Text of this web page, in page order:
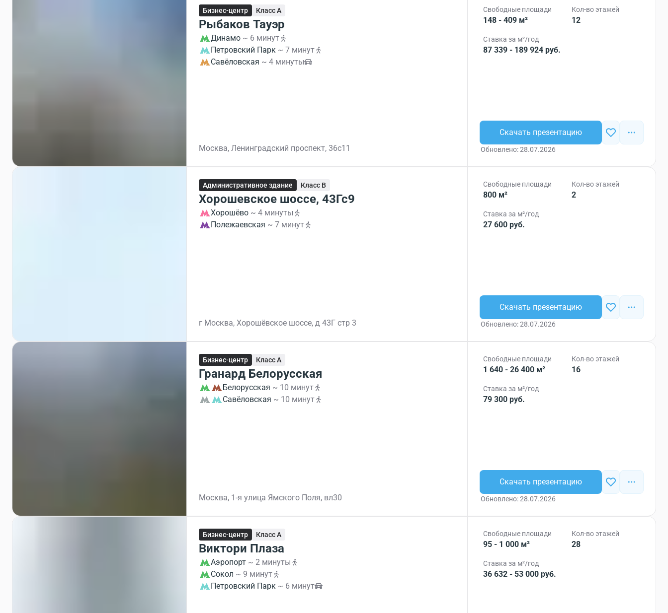
Бизнес-центр Класс A
Рыбаков Тауэр
Динамо ~ 6 минут
Петровский Парк ~ 7 минут
Савёловская ~ 4 минуты
Москва, Ленинградский проспект, 36с11
Свободные площади
148 - 409 м²
Кол-во этажей
12
Ставка за м²/год
87 339 - 189 924 руб.
Скачать презентацию
Обновлено: 28.07.2026
Административное здание Класс B
Хорошевское шоссе, 43Гс9
Хорошёво ~ 4 минуты
Полежаевская ~ 7 минут
г Москва, Хорошёвское шоссе, д 43Г стр 3
Свободные площади
800 м²
Кол-во этажей
2
Ставка за м²/год
27 600 руб.
Скачать презентацию
Обновлено: 28.07.2026
Бизнес-центр Класс A
Гранард Белорусская
Белорусская ~ 10 минут
Савёловская ~ 10 минут
Москва, 1-я улица Ямского Поля, вл30
Свободные площади
1 640 - 26 400 м²
Кол-во этажей
16
Ставка за м²/год
79 300 руб.
Скачать презентацию
Обновлено: 28.07.2026
Бизнес-центр Класс A
Виктори Плаза
Аэропорт ~ 2 минуты
Сокол ~ 9 минут
Петровский Парк ~ 6 минут
Свободные площади
95 - 1 000 м²
Кол-во этажей
28
Ставка за м²/год
36 632 - 53 000 руб.